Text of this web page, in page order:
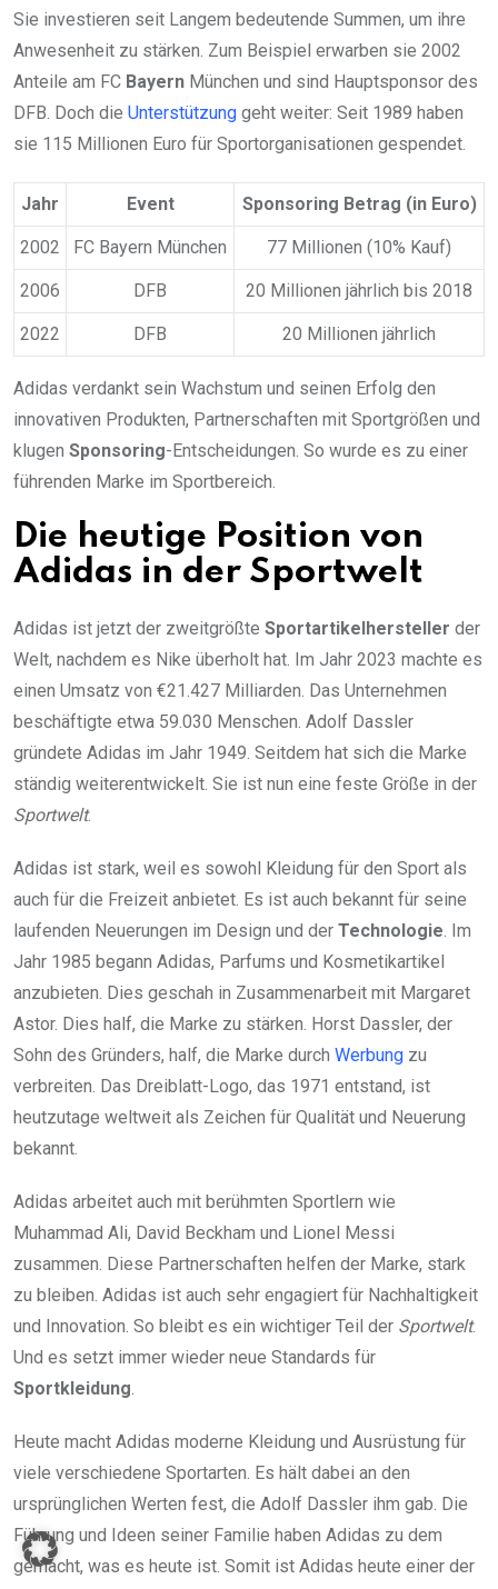
Sie investieren seit Langem bedeutende Summen, um ihre
Anwesenheit zu stärken. Zum Beispiel erwarben sie 2002
Anteile am FC Bayern München und sind Hauptsponsor des
DFB. Doch die Unterstützung geht weiter: Seit 1989 haben
sie 115 Millionen Euro für Sportorganisationen gespendet.
Jahr Event Sponsoring Betrag (in Euro)
2002 FC Bayern München 77 Millionen (10% Kauf)
2006 DFB 20 Millionen jährlich bis 2018
2022 DFB 20 Millionen jährlich
Adidas verdankt sein Wachstum und seinen Erfolg den
innovativen Produkten, Partnerschaften mit Sportgrößen und
klugen Sponsoring-Entscheidungen. So wurde es zu einer
führenden Marke im Sportbereich.
Die heutige Position von
Adidas in der Sportwelt
Adidas ist jetzt der zweitgrößte Sportartikelhersteller der
Welt, nachdem es Nike überholt hat. Im Jahr 2023 machte es
einen Umsatz von €21.427 Milliarden. Das Unternehmen
beschäftigte etwa 59.030 Menschen. Adolf Dassler
gründete Adidas im Jahr 1949. Seitdem hat sich die Marke
ständig weiterentwickelt. Sie ist nun eine feste Größe in der
Sportwelt.
Adidas ist stark, weil es sowohl Kleidung für den Sport als
auch für die Freizeit anbietet. Es ist auch bekannt für seine
laufenden Neuerungen im Design und der Technologie . Im
Jahr 1985 begann Adidas, Parfums und Kosmetikartikel
anzubieten. Dies geschah in Zusammenarbeit mit Margaret
Astor. Dies half, die Marke zu stärken. Horst Dassler, der
Sohn des Gründers, half, die Marke durch Werbung zu
verbreiten. Das Dreiblatt-Logo, das 1971 entstand, ist
heutzutage weltweit als Zeichen für Qualität und Neuerung
bekannt.
Adidas arbeitet auch mit berühmten Sportlern wie
Muhammad Ali, David Beckham und Lionel Messi
zusammen. Diese Partnerschaften helfen der Marke, stark
zu bleiben. Adidas ist auch sehr engagiert für Nachhaltigkeit
und Innovation. So bleibt es ein wichtiger Teil der Sportwelt.
Und es setzt immer wieder neue Standards für
Sportkleidung
Heute macht Adidas moderne Kleidung und Ausrüstung für
viele verschiedene Sportarten. Es hält dabei an den
ursprünglichen Werten fest, die Adolf Dassler ihm gab. Die
Führung und Ideen seiner Familie haben Adidas zu dem
gemacht, was es heute ist. Somit ist Adidas heute einer der